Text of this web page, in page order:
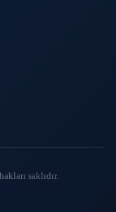
saklıdır.